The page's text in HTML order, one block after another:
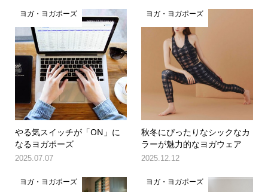
ヨガ・ヨガポーズ
やる気スイッチが「ON」に
なるヨガポーズ
2025.07.07
ヨガ・ヨガポーズ
秋冬にぴったりなシックなカ
ラーが魅力的なヨガウェア
2025.12.12
ヨガ・ヨガポーズ ヨガ・ヨガポーズ